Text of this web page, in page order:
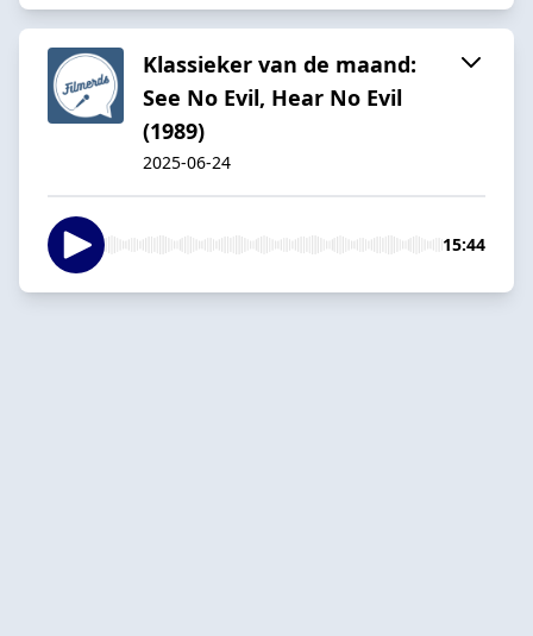
Klassieker van de maand:
See No Evil, Hear No Evil
(1989)
2025-06-24
15:44